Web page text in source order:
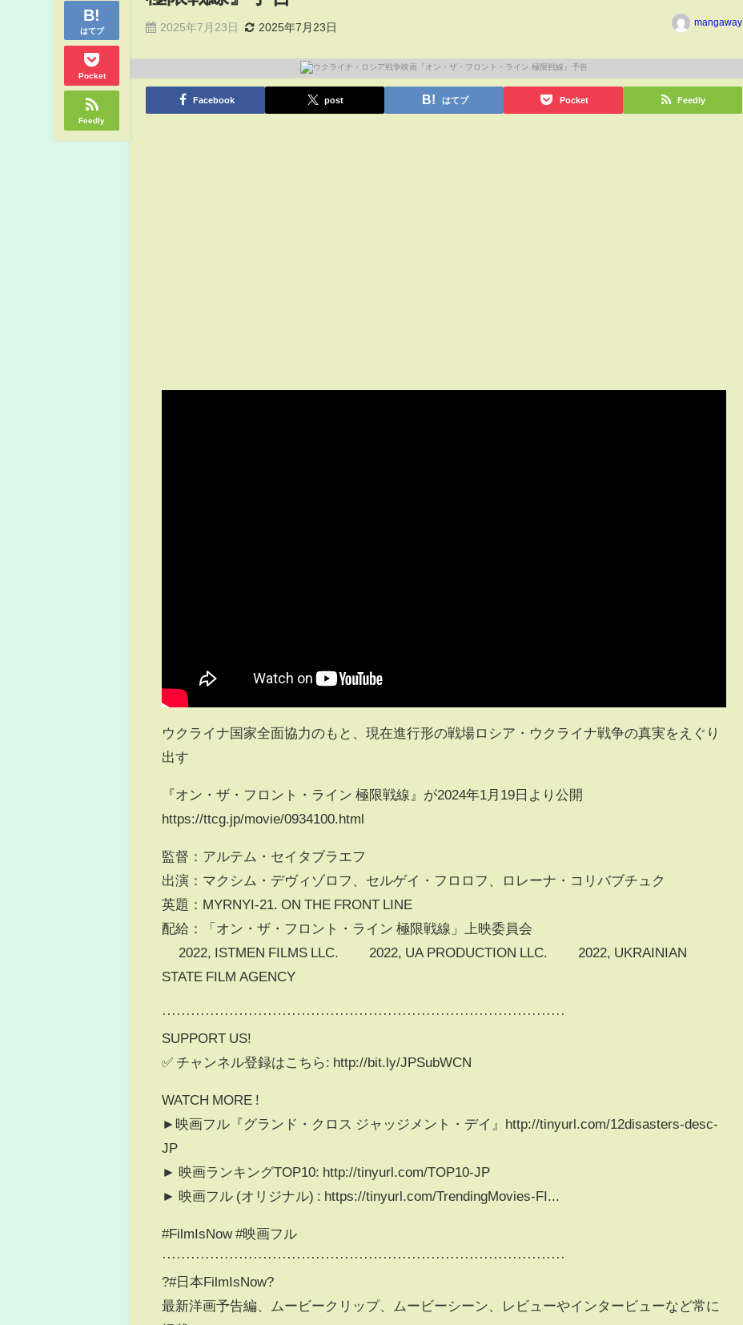
はてブ
Pocket
Feedly
2025年7月23日 2025年7月23日 mangaway
Facebook post はてブ Pocket Feedly
ウクライナ国家全面協力のもと、現在進行形の戦場ロシア・ウクライナ戦争の真実をえぐり
出す
『オン・ザ・フロント・ライン 極限戦線』が2024年1月19日より公開
https://ttcg.jp/movie/0934100.html
監督：アルテム・セイタブラエフ
出演：マクシム・デヴィゾロフ、セルゲイ・フロロフ、ロレーナ・コリバブチュク
英題：MYRNYI-21. ON THE FRONT LINE
配給：「オン・ザ・フロント・ライン 極限戦線」上映委員会
© 2022, ISTMEN FILMS LLC. © 2022, UA PRODUCTION LLC. © 2022, UKRAINIAN
STATE FILM AGENCY
····················································································
SUPPORT US!
✅ チャンネル登録はこちら: http://bit.ly/JPSubWCN
WATCH MORE !
►映画フル『グランド・クロス ジャッジメント・デイ』http://tinyurl.com/12disasters-desc-
JP
► 映画ランキングTOP10: http://tinyurl.com/TOP10-JP
► 映画フル (オリジナル) : https://tinyurl.com/TrendingMovies-FI...
#FilmIsNow #映画フル
····················································································
?#日本FilmIsNow?
最新洋画予告編、ムービークリップ、ムービーシーン、レビューやインタービューなど常に